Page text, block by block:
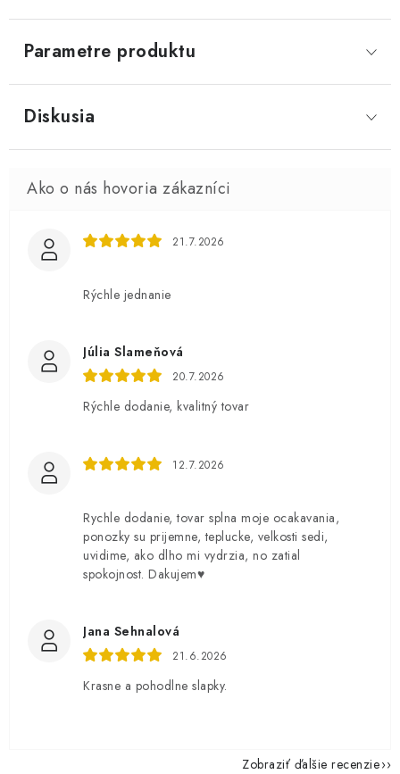
Parametre produktu
Diskusia
21.7.2026
Rýchle jednanie
Júlia Slameňová
20.7.2026
Rýchle dodanie, kvalitný tovar
12.7.2026
Rychle dodanie, tovar splna moje ocakavania,
ponozky su prijemne, teplucke, velkosti sedi,
uvidime, ako dlho mi vydrzia, no zatial
spokojnost. Dakujem♥️
Jana Sehnalová
21.6.2026
Krasne a pohodlne slapky.
Zobraziť ďalšie recenzie